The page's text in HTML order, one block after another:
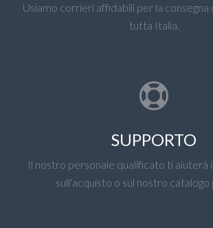
Usiamo corrieri affidabili per la consegna
tutta Italia.
SUPPORTO
Il nostro personale qualificato ti aiuterà
sull'acquisto o sul nostro